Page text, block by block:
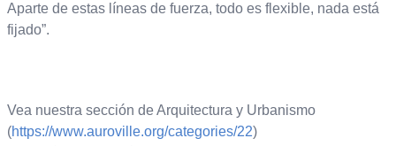
Aparte de estas líneas de fuerza, todo es flexible, nada está
fijado”.
Vea nuestra sección de Arquitectura y Urbanismo
(https://www.auroville.org/categories/22)